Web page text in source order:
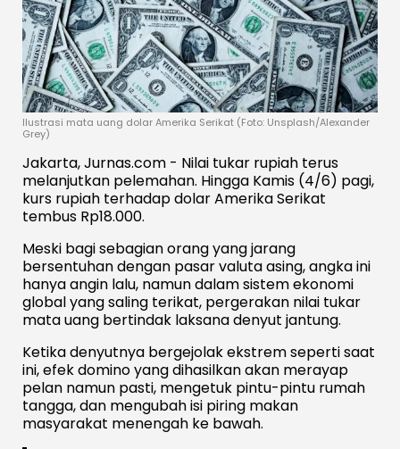
Ilustrasi mata uang dolar Amerika Serikat (Foto: Unsplash/Alexander
Grey)
Jakarta, Jurnas.com - Nilai tukar rupiah terus
melanjutkan pelemahan. Hingga Kamis (4/6) pagi,
kurs rupiah terhadap dolar Amerika Serikat
tembus Rp18.000.
Meski bagi sebagian orang yang jarang
bersentuhan dengan pasar valuta asing, angka ini
hanya angin lalu, namun dalam sistem ekonomi
global yang saling terikat, pergerakan nilai tukar
mata uang bertindak laksana denyut jantung.
Ketika denyutnya bergejolak ekstrem seperti saat
ini, efek domino yang dihasilkan akan merayap
pelan namun pasti, mengetuk pintu-pintu rumah
tangga, dan mengubah isi piring makan
masyarakat menengah ke bawah.